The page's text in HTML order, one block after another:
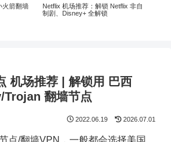
火箭翻墙
Netflix 机场推荐：解锁 Netflix 非自
制剧、Disney+ 全解锁
机场推荐 | 解锁用 巴西
Trojan 翻墙节点
2022.06.19 2026.07.01